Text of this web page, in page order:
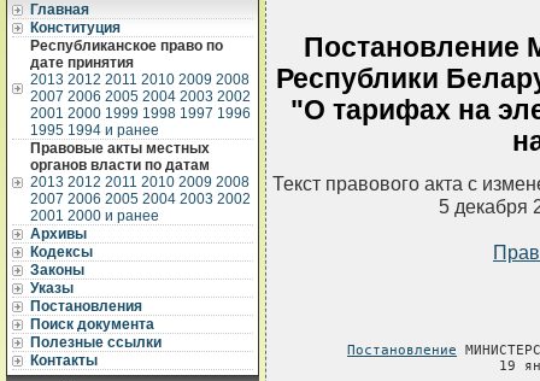
Главная
Конституция
Республиканское право по
дате принятия
2013 2012 2011 2010 2009 2008
2007 2006 2005 2004 2003 2002
2001 2000 1999 1998 1997 1996
1995 1994 и ранее
Правовые акты местных
органов власти по датам
2013 2012 2011 2010 2009 2008
2007 2006 2005 2004 2003 2002
2001 2000 и ранее
Архивы
Кодексы
Законы
Указы
Постановления
Поиск документа
Полезные ссылки
Контакты
Постановление
Республики
"О тарифах на
Текст правового акта с
5 декабря
Постановление
19